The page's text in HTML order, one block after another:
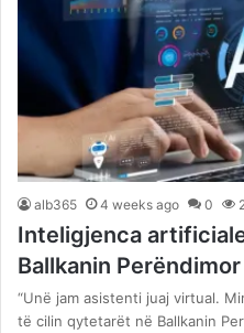
alb365 4 weeks ago 0
Inteligjenca
Ballkanin Perëndimor
“Unë jam asistenti juaj virtual.
të cilin qytetarët në Ballkanin